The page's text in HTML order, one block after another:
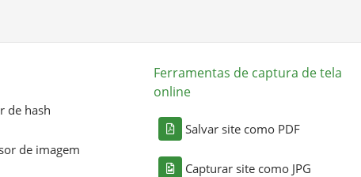
de hash
de imagem
Ferramentas de captura de tela
online
Salvar site como PDF
Capturar site como JPG